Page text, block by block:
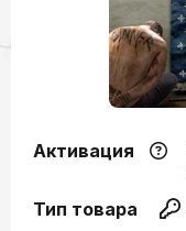
Активация
Тип товара